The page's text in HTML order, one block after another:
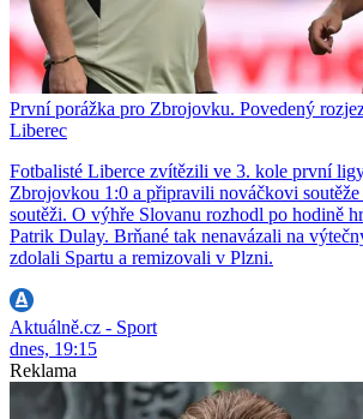
První porážka pro Zbrojovku. Povedený
Liberec
Fotbalisté Liberce zvítězili ve 3. kole první
Zbrojovkou 1:0 a připravili nováčkovi
soutěži. O výhře Slovanu rozhodl po hodině
Patrik Dulay. Brňané tak nenavázali na
zdolali Spartu a remizovali v Plzni.
Aktuálně.cz - Sport
dnes, 19:15
Reklama